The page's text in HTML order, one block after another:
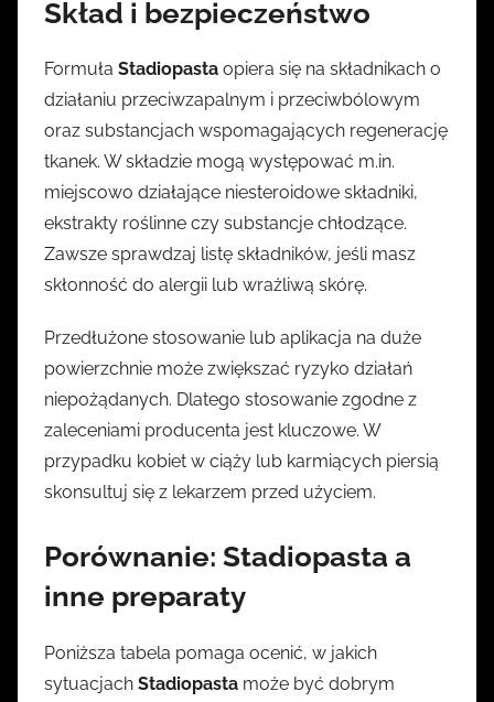
Skład i bezpieczeństwo
Formuła Stadiopasta opiera się na składnikach o
działaniu przeciwzapalnym i przeciwbólowym
oraz substancjach wspomagających regenerację
tkanek. W składzie mogą występować m.in.
miejscowo działające niesteroidowe składniki,
ekstrakty roślinne czy substancje chłodzące.
Zawsze sprawdzaj listę składników, jeśli masz
skłonność do alergii lub wrażliwą skórę.
Przedłużone stosowanie lub aplikacja na duże
powierzchnie może zwiększać ryzyko działań
niepożądanych. Dlatego stosowanie zgodne z
zaleceniami producenta jest kluczowe. W
przypadku kobiet w ciąży lub karmiących piersią
skonsultuj się z lekarzem przed użyciem.
Porównanie: Stadiopasta a
inne preparaty
Poniższa tabela pomaga ocenić, w jakich
sytuacjach Stadiopasta może być dobrym